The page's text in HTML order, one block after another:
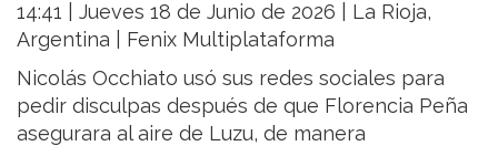
14:41 | Jueves 18 de Junio de 2026 | La Rioja,
Argentina | Fenix Multiplataforma
Nicolás Occhiato usó sus redes sociales para
pedir disculpas después de que Florencia Peña
asegurara al aire de Luzu, de manera